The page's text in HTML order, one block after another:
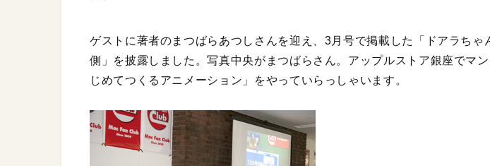
ゲストに著者のまつばらあつしさんを迎え、3月号で掲載した「ドアラちゃ
側」を披露しました。写真中央がまつばらさん。アップルストア銀座でマ
じめてつくるアニメーション」をやっていらっしゃいます。